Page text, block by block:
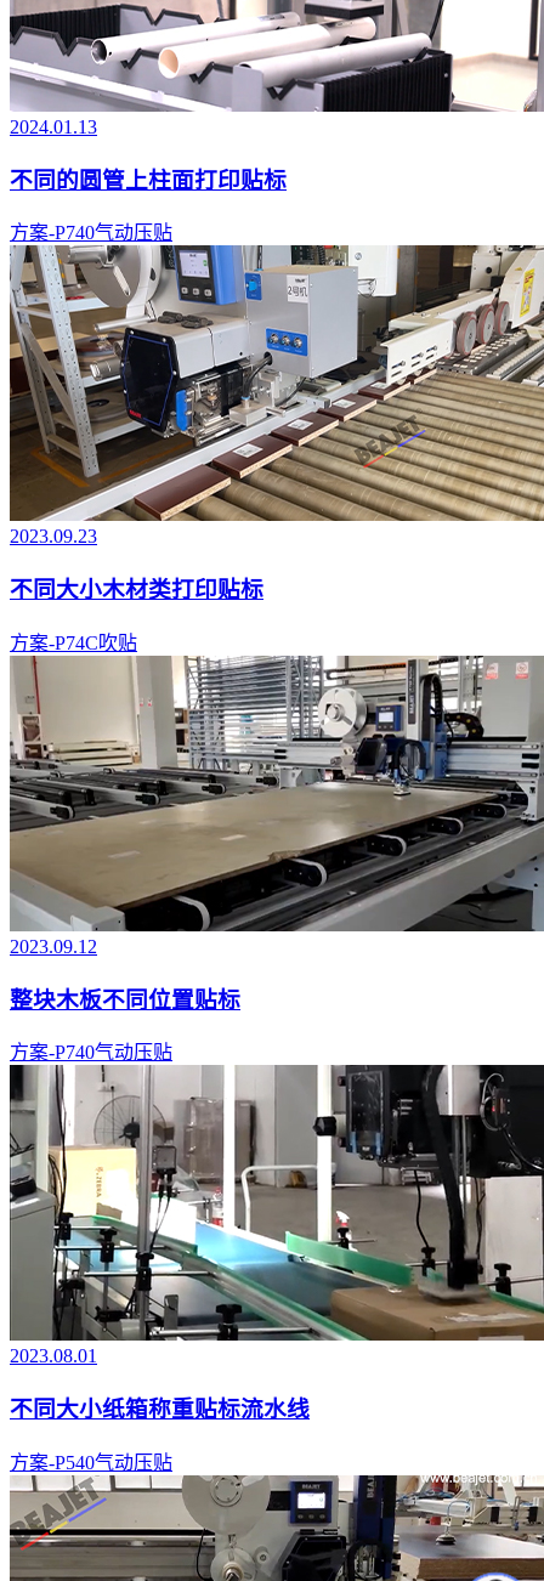
2024.01.13
不同的圆管上柱面打印贴标
方案-P740气动压贴
2023.09.23
不同大小木材类打印贴标
方案-P74C吹贴
2023.09.12
整块木板不同位置贴标
方案-P740气动压贴
2023.08.01
不同大小纸箱称重贴标流水线
方案-P540气动压贴